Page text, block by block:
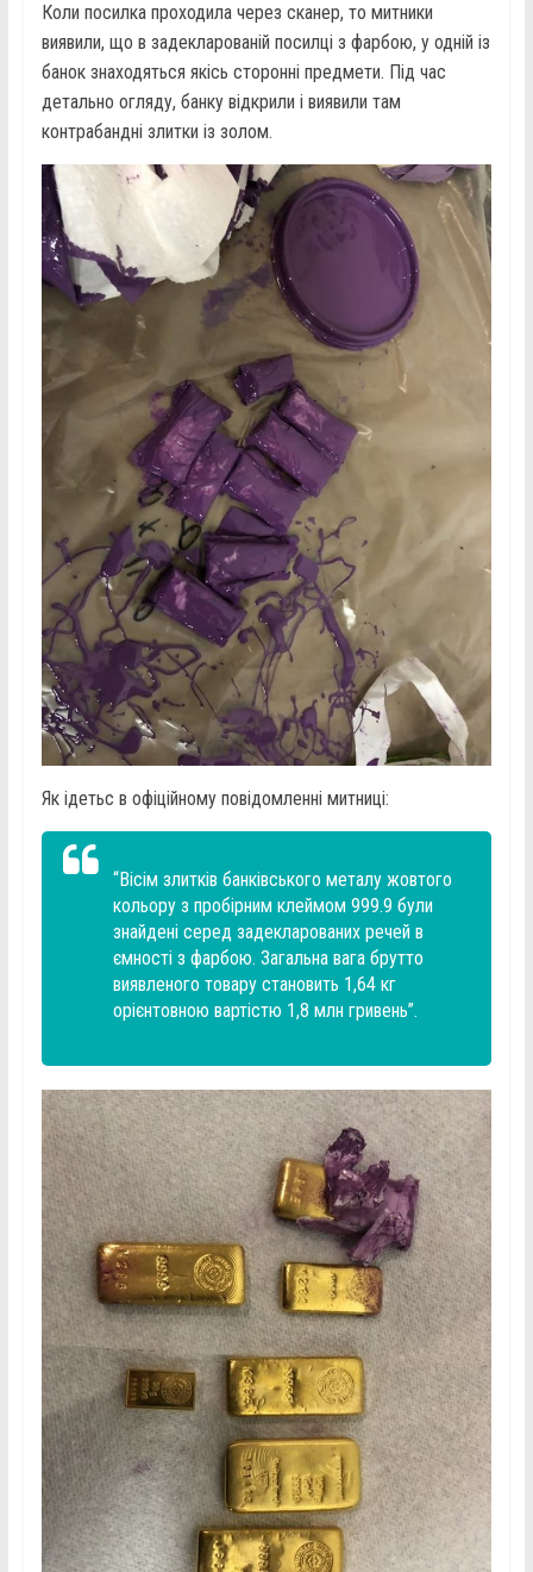
Коли посилка проходила через сканер, то митники
виявили, що в задекларованій посилці з фарбою, у одній із
банок знаходяться якісь сторонні предмети. Під час
детально огляду, банку відкрили і виявили там
контрабандні злитки із золом.
Як ідетьс в офіційному повідомленні митниці:
“Вісім злитків банківського металу жовтого
кольору з пробірним клеймом 999.9 були
знайдені серед задекларованих речей в
ємності з фарбою. Загальна вага брутто
виявленого товару становить 1,64 кг
орієнтовною вартістю 1,8 млн гривень”.